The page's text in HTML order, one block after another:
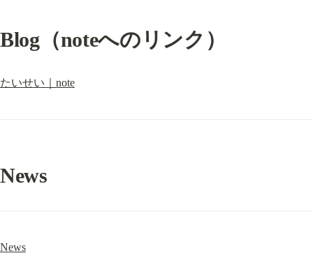
Blog（noteへのリンク）
たいせい｜note
News
News